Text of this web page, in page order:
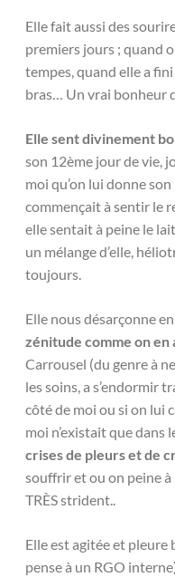
Elle fait aussi des
premiers jours ; quand
tempes, quand elle a
bras… Un vrai bonheur
Elle sent divinement
son 12ème jour de vie,
moi qu’on lui donne
commençait à sentir le
elle sentait à peine le
un mélange d’elle,
toujours.
Elle nous désarçonne
zénitude comme on en
Carrousel (du genre à
les soins, a s’endormir
côté de moi ou si on lui
moi n’existait que dans
crises de pleurs et de
souffrir et ou on peine à
TRÈS strident..
Elle est agitée et pleure
pense à un RGO